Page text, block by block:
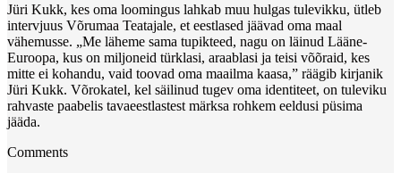
Jüri Kukk, kes oma loomingus lahkab muu hulgas tulevikku, ütleb
intervjuus Võrumaa Teatajale, et eestlased jäävad oma maal
vähemusse. „Me läheme sama tupikteed, nagu on läinud Lääne-
Euroopa, kus on miljoneid türklasi, araablasi ja teisi võõraid, kes
mitte ei kohandu, vaid toovad oma maailma kaasa,” räägib kirjanik
Jüri Kukk. Võrokatel, kel säilinud tugev oma identiteet, on tuleviku
rahvaste paabelis tavaeestlastest märksa rohkem eeldusi püsima
jääda.
Comments